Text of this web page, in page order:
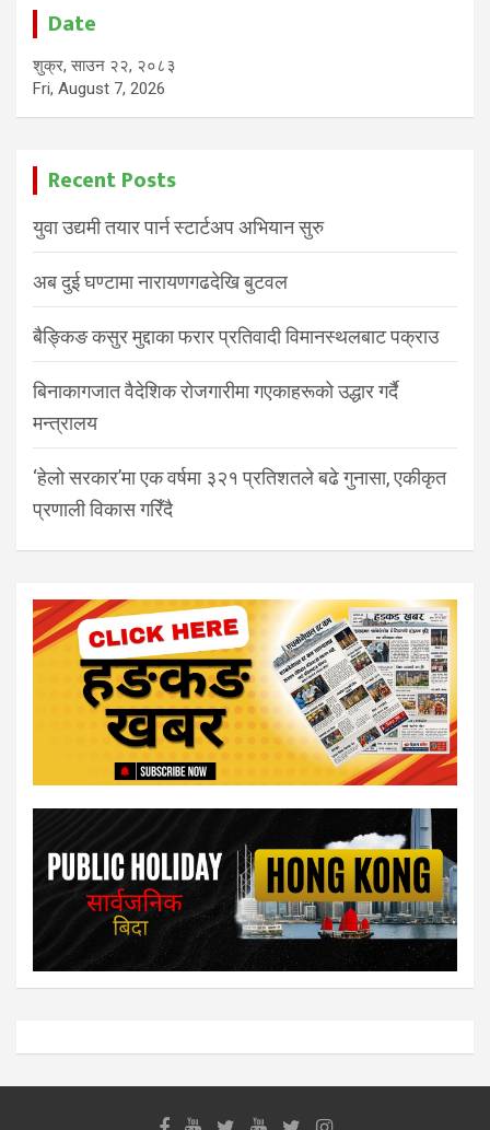
Date
शुक्र, साउन २२, २०८३
Fri, August 7, 2026
Recent Posts
युवा उद्यमी तयार पार्न स्टार्टअप अभियान सुरु
अब दुई घण्टामा नारायणगढदेखि बुटवल
बैङ्किङ कसुर मुद्दाका फरार प्रतिवादी विमानस्थलबाट पक्राउ
बिनाकागजात वैदेशिक रोजगारीमा गएकाहरूको उद्धार गर्दै
मन्त्रालय
‘हेलो सरकार’मा एक वर्षमा ३२१ प्रतिशतले बढे गुनासा, एकीकृत
प्रणाली विकास गरिँदै